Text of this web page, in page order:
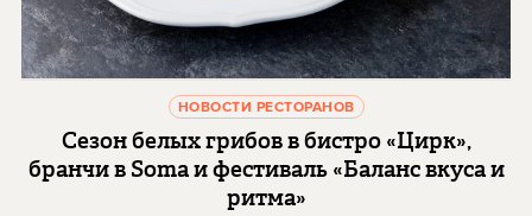
НОВОСТИ РЕСТОРАНОВ
Сезон белых грибов в бистро «Цирк»,
бранчи в Soma и фестиваль «Баланс вкуса и
ритма»